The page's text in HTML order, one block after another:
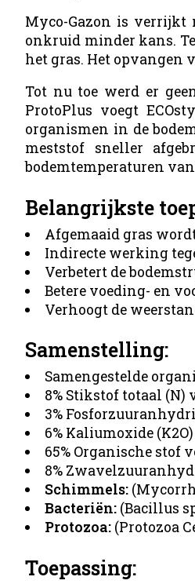
Myco-Gazon is verrijkt
onkruid minder kans.
het gras. Het opvangen
Tot nu toe werd er
ProtoPlus voegt
organismen in de
meststof sneller
bodemtemperaturen
Belangrijkste
Afgemaaid gras
Indirecte werking
Verbetert de
Betere voeding- en
Verhoogt de
Samenstelling:
Samengestelde
8% Stikstof totaal (N)
3%
6% Kaliumoxide
65% Organische stof
8%
Schimmels:
Bacteriën: (Bacillus
Protozoa: (Protozoa
Toepassing: